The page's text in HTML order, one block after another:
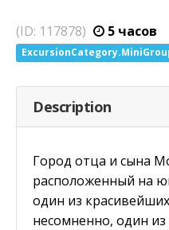
(ID: 117878) 5 часов
Description
Город отца и сына
расположенный на
один из
несомненно, один